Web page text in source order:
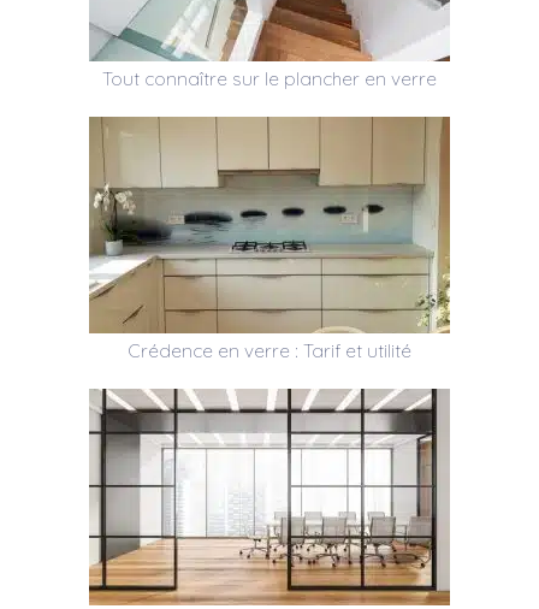
Tout connaître sur le plancher en verre
Crédence en verre : Tarif et utilité